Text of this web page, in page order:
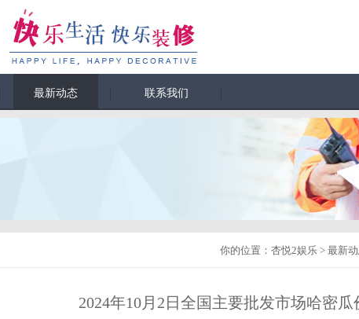
最新动态 联系我们
你的位置： 杏悦2娱乐 > 最新
2024年10月2日全国主要批发市场哈密瓜